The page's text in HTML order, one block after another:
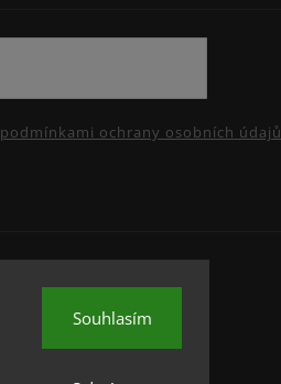
Souhlasím
podmínkami ochrany osobních údajů